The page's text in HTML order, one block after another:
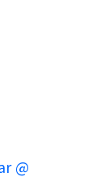
@